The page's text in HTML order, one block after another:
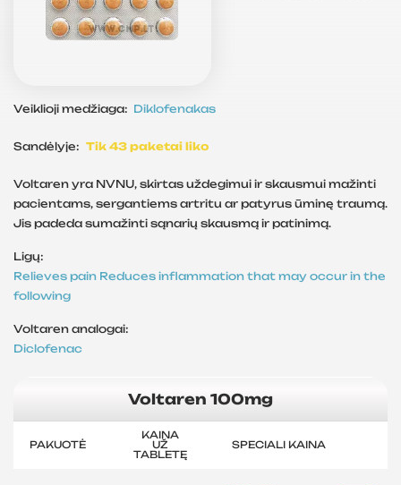
Veiklioji medžiaga: Diklofenakas
Sandėlyje: Tik 43 paketai liko
Voltaren yra NVNU, skirtas uždegimui ir skausmui mažinti
pacientams, sergantiems artritu ar patyrus ūminę traumą.
Jis padeda sumažinti sąnarių skausmą ir patinimą.
Ligų:
Relieves pain Reduces inflammation that may occur in the
following
Voltaren analogai:
Diclofenac
Voltaren 100mg
PAKUOTĖ
KAINA
UŽ
TABLETĘ
SPECIALI KAINA